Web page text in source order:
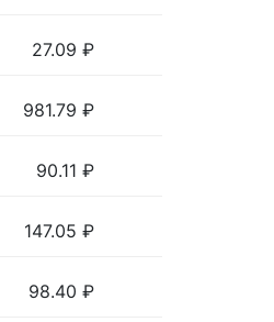
27.09 ₽
981.79 ₽
90.11 ₽
147.05 ₽
98.40 ₽